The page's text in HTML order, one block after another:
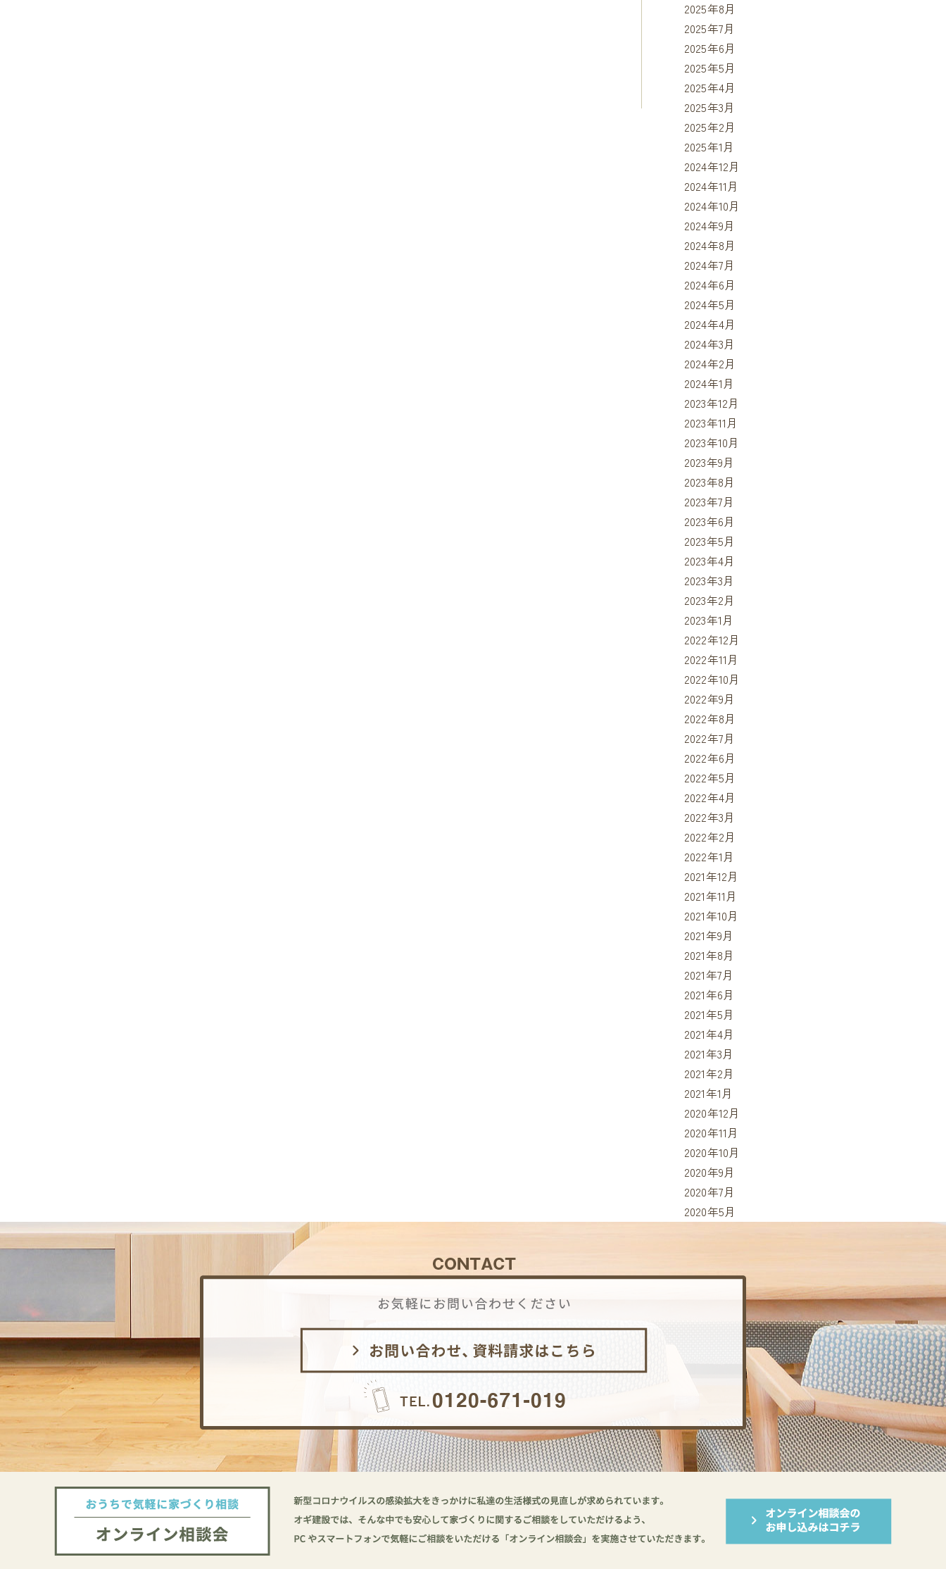
2025年8月
2025年7月
2025年6月
2025年5月
2025年4月
2025年3月
2025年2月
2025年1月
2024年12月
2024年11月
2024年10月
2024年9月
2024年8月
2024年7月
2024年6月
2024年5月
2024年4月
2024年3月
2024年2月
2024年1月
2023年12月
2023年11月
2023年10月
2023年9月
2023年8月
2023年7月
2023年6月
2023年5月
2023年4月
2023年3月
2023年2月
2023年1月
2022年12月
2022年11月
2022年10月
2022年9月
2022年8月
2022年7月
2022年6月
2022年5月
2022年4月
2022年3月
2022年2月
2022年1月
2021年12月
2021年11月
2021年10月
2021年9月
2021年8月
2021年7月
2021年6月
2021年5月
2021年4月
2021年3月
2021年2月
2021年1月
2020年12月
2020年11月
2020年10月
2020年9月
2020年7月
2020年5月